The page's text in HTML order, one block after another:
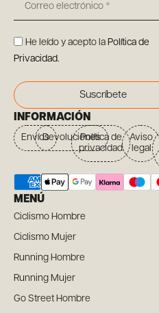
He leído y acepto la Política de
Privacidad.
Suscríbete
INFORMACIÓN
EnvíosDevolucionesPolítica de
privacidad
Aviso
legal
MENÚ
Ciclismo Hombre
Ciclismo Mujer
Running Hombre
Running Mujer
Go Street Hombre